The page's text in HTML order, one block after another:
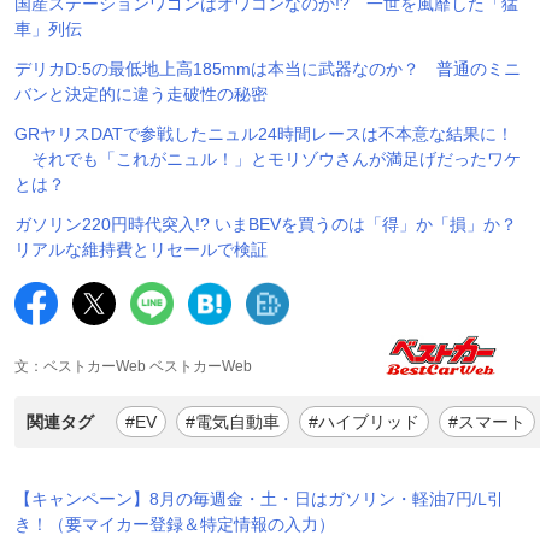
車」列伝
デリカD:5の最低地上高185mmは本当に武器なのか？ 普通のミニ
バンと決定的に違う走破性の秘密
GRヤリスDATで参戦したニュル24時間レースは不本意な結果に！
それでも「これがニュル！」とモリゾウさんが満足げだったワケ
とは？
ガソリン220円時代突入!? いまBEVを買うのは「得」か「損」か？
リアルな維持費とリセールで検証
文：ベストカーWeb ベストカーWeb
関連タグ #EV #電気自動車 #ハイブリッド #スマート
【キャンペーン】8月の毎週金・土・日はガソリン・軽油7円/L引
き！（要マイカー登録＆特定情報の入力）